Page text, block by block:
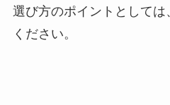
選び方のポイントとして
ください。